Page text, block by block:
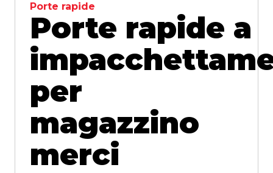
Porte rapide
Porte rapide a
per
magazzino
merci